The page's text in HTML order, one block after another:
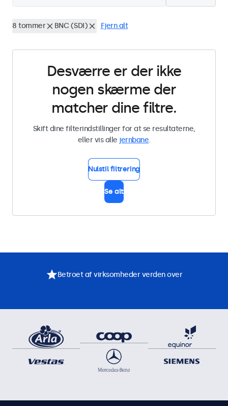
8 tommer BNC (SDI) Fjern alt
Desværre er der ikke
nogen skærme der
matcher dine filtre.
Skift dine filterindstillinger for at se resultaterne,
eller vis alle jernbane.
Nulstil filtrering
Se alt
Betroet af virksomheder verden over